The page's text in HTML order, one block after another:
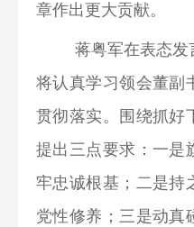
章作出更大贡献。
蒋粤军在表态
将认真学习领会董副
贯彻落实。围绕抓好
提出三点要求：一是
牢忠诚根基；二是持
党性修养；三是动真